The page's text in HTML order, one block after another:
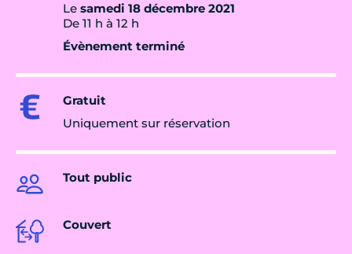
Le samedi 18 décembre 2021
De 11 h à 12 h
Évènement terminé
Gratuit
Uniquement sur réservation
Tout public
Couvert